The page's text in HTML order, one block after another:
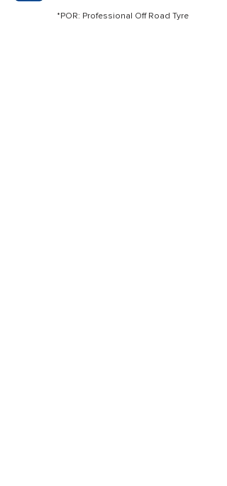
*POR: Professional Off Road Tyre